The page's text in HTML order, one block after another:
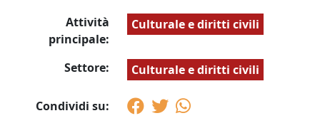
Attività
principale:
Culturale e diritti civili
Settore: Culturale e diritti civili
Condividi su: